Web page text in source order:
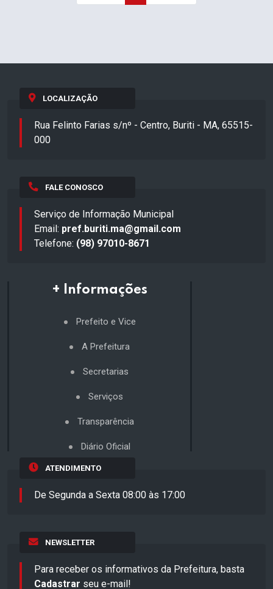
LOCALIZAÇÃO
Rua Felinto Farias s/nº - Centro, Buriti - MA, 65515-
000
FALE CONOSCO
Serviço de Informação Municipal
Email: pref.buriti.ma@gmail.com
Telefone: (98) 97010-8671
+ Informações
Prefeito e Vice
A Prefeitura
Secretarias
Serviços
Transparência
Diário Oficial
ATENDIMENTO
De Segunda a Sexta 08:00 às 17:00
NEWSLETTER
Para receber os informativos da Prefeitura, basta
Cadastrar seu e-mail!